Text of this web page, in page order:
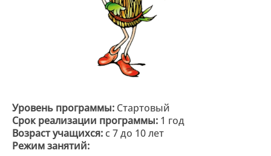
Уровень программы: Стартовый
Срок реализации программы: 1 год
Возраст учащихся: с 7 до 10 лет
Режим занятий: